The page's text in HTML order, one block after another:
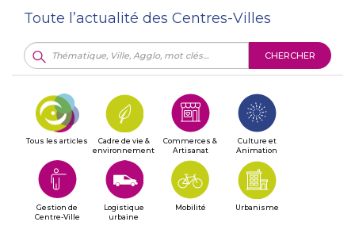
Toute l’actualité des Centres-Villes
CHERCHER
Tous les articles
Cadre de vie &
environnement
Commerces &
Artisanat
Culture et
Animation
Gestion de
Centre-Ville
Logistique
urbaine
Mobilité Urbanisme